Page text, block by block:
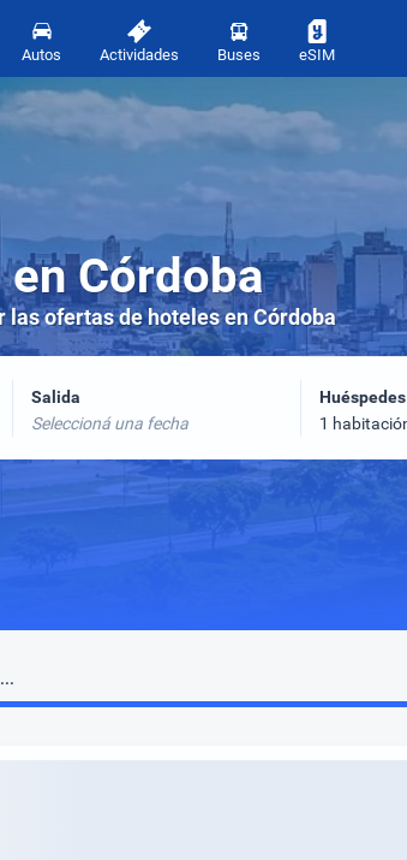
Autos Actividades Buses eSIM
Córdoba
las ofertas de hoteles en Córdoba
Salida
Seleccioná una fecha
Huéspedes